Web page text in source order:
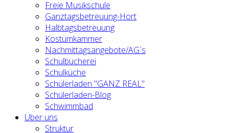
Freie Musikschule
Ganztagsbetreuung-Hort
Halbtagsbetreuung
Kostümkammer
Nachmittagsangebote/AG´s
Schulbücherei
Schulküche
Schülerladen "GANZ REAL"
Schülerladen-Blog
Schwimmbad
Über uns
Struktur